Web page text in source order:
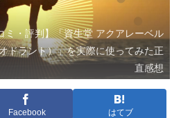
ミ・評判】「資生堂 アクアレーベル
ドラント）」を実際に使ってみた正
直感想
Facebook はてブ